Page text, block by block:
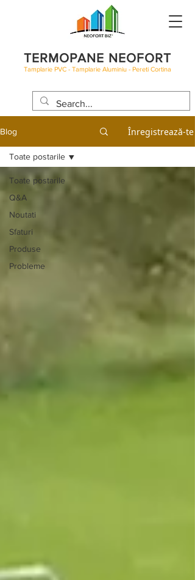
TERMOPANE NEOFORT
Tamplarie PVC - Tamplarie Aluminiu - Pereti Cortina
Blog Înregistrează-te
Toate postarile
Q&A
Noutati
Sfaturi
Produse
Probleme
Toate postarile